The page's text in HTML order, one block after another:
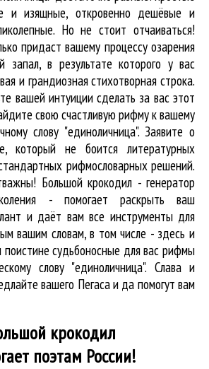
и изящные, откровенно дешёвые и
Но не стоит отчаиваться!
придаст вашему процессу озарения
запал, в результате которого у вас
и грандиозная стихотворная строка.
вашей интуиции сделать за вас этот
свою счастливую рифму к вашему
слову "единоличница". Заявите о
который не боится литературных
рифмословарных решений.
Большой крокодил - генератор
- помогает раскрыть ваш
и даёт вам все инструменты для
вашим словам, в том числе - здесь и
судьбоносные для вас рифмы
слову "единоличница". Слава и
вашего Пегаса и да помогут вам
крокодил
поэтам России!